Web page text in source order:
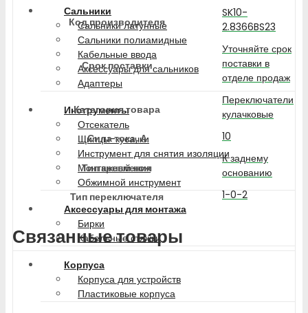
Сальники
Сальники латунные
Сальники полиамидные
Кабельные ввода
Аксессуары для сальников
Адаптеры
Инструменты
Отсекатель
Щипцы-кусачки
Инструмент для снятия изоляции
Монтажный нож
Обжимной инструмент
Аксессуары для монтажа
Бирки
Кабельные стяжки
Корпуса
Корпуса для устройств
Пластиковые корпуса
Код производителя
SK10-
2.8366BS23
Срок поставки
Уточняйте срок
поставки в
отделе продаж
Категория товара
Переключатели
кулачковые
Сила тока, А
10
Тип крепления
К заднему
основанию
Тип переключателя
1-0-2
Связанные товары